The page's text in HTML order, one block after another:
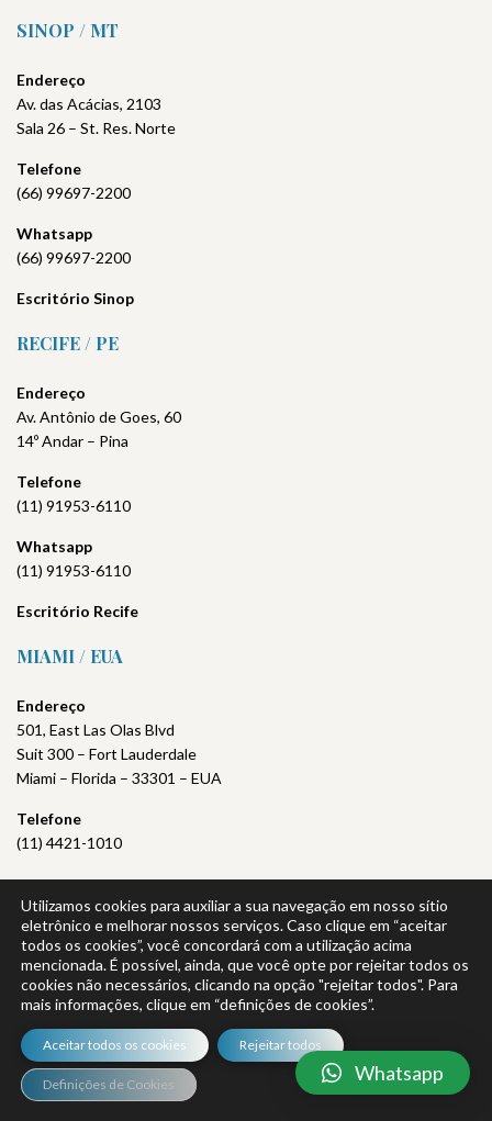
SINOP / MT
Endereço
Av. das Acácias, 2103
Sala 26 – St. Res. Norte
Telefone
(66) 99697-2200
Whatsapp
(66) 99697-2200
Escritório Sinop
RECIFE / PE
Endereço
Av. Antônio de Goes, 60
14º Andar – Pina
Telefone
(11) 91953-6110
Whatsapp
(11) 91953-6110
Escritório Recife
MIAMI / EUA
Endereço
501, East Las Olas Blvd
Suit 300 – Fort Lauderdale
Miami – Florida – 33301 – EUA
Telefone
(11) 4421-1010
Política de Privacidade| Política da Qualidade
© 2026 VEIGA LAW – TODOS OS DIREITOS RESERVADOS.
Utilizamos cookies para auxiliar a sua navegação em nosso sítio
eletrônico e melhorar nossos serviços. Caso clique em “aceitar
todos os cookies”, você concordará com a utilização acima
mencionada. É possível, ainda, que você opte por rejeitar todos os
cookies não necessários, clicando na opção "rejeitar todos". Para
mais informações, clique em “definições de cookies”.
Aceitar todos os cookies Rejeitar todos
Definições de Cookies Whatsapp